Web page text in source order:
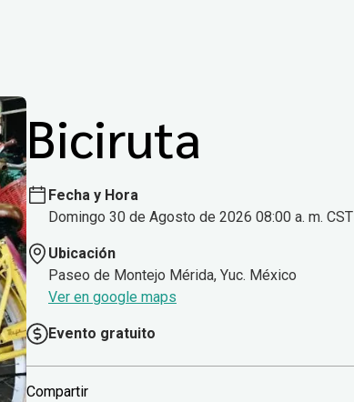
Biciruta
Fecha y Hora
Domingo 30 de Agosto de 2026 08:00 a. m. CST
Ubicación
Paseo de Montejo Mérida, Yuc. México
Ver en google maps
Evento gratuito
Compartir